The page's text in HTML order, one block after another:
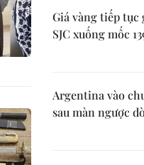
Giá vàng tiếp tục
SJC xuống mốc
Argentina vào
sau màn ngược